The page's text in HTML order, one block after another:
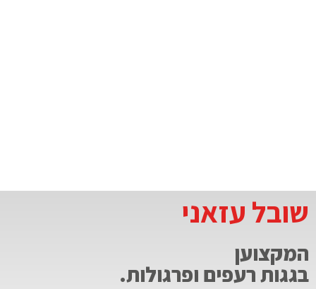
שובל עזאני
המקצוען
בגגות רעפים ופרגולות.